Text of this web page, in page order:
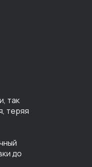
так
теряя
до